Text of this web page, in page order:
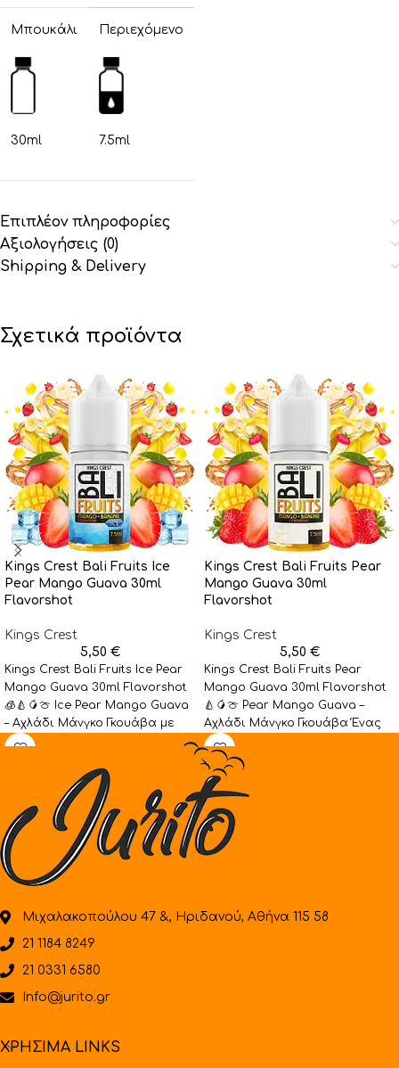
Μπουκάλι
30ml
Περιεχόμενο
7.5ml
Επιπλέον πληροφορίες
Αξιολογήσεις (0)
Shipping & Delivery
Σχετικά προϊόντα
Kings Crest Bali Fruits Ice
Pear Mango Guava 30ml
Flavorshot
Kings Crest
5,50 €
Kings Crest Bali Fruits Ice Pear
Mango Guava 30ml Flavorshot
🧊🍐🥭🍈 Ice Pear Mango Guava
– Αχλάδι Μάνγκο Γκουάβα με
Kings Crest Bali Fruits Pear
Mango Guava 30ml
Flavorshot
Kings Crest
5,50 €
Kings Crest Bali Fruits Pear
Mango Guava 30ml Flavorshot
🍐🥭🍈 Pear Mango Guava –
Αχλάδι Μάνγκο Γκουάβα Ένας
απολαυστικός συνδυασμός
Μιχαλακοπούλου 47 &, Ηριδανού, Αθήνα 115 58
21 1184 8249
21 0331 6580
Info@jurito.gr
ΧΡΗΣΙΜΑ LINKS